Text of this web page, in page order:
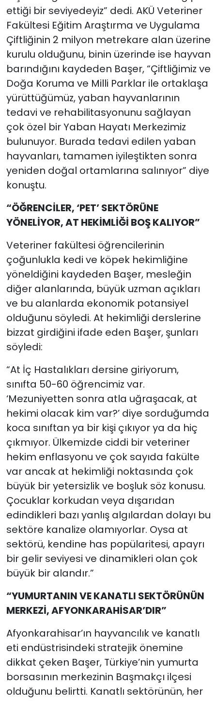
ettiği bir seviyedeyiz” dedi. AKÜ Veteriner
Fakültesi Eğitim Araştırma ve Uygulama
Çiftliğinin 2 milyon metrekare alan üzerine
kurulu olduğunu, binin üzerinde ise hayvan
barındığını kaydeden Başer, “Çiftliğimiz ve
Doğa Koruma ve Milli Parklar ile ortaklaşa
yürüttüğümüz, yaban hayvanlarının
tedavi ve rehabilitasyonunu sağlayan
çok özel bir Yaban Hayatı Merkezimiz
bulunuyor. Burada tedavi edilen yaban
hayvanları, tamamen iyileştikten sonra
yeniden doğal ortamlarına salınıyor” diye
konuştu.
“ÖĞRENCİLER, ‘PET’ SEKTÖRÜNE
YÖNELİYOR, AT HEKİMLİĞİ BOŞ KALIYOR”
Veteriner fakültesi öğrencilerinin
çoğunlukla kedi ve köpek hekimliğine
yöneldiğini kaydeden Başer, mesleğin
diğer alanlarında, büyük uzman açıkları
ve bu alanlarda ekonomik potansiyel
olduğunu söyledi. At hekimliği derslerine
bizzat girdiğini ifade eden Başer, şunları
söyledi:
“At İç Hastalıkları dersine giriyorum,
sınıfta 50-60 öğrencimiz var.
‘Mezuniyetten sonra atla uğraşacak, at
hekimi olacak kim var?’ diye sorduğumda
koca sınıftan ya bir kişi çıkıyor ya da hiç
çıkmıyor. Ülkemizde ciddi bir veteriner
hekim enflasyonu ve çok sayıda fakülte
var ancak at hekimliği noktasında çok
büyük bir yetersizlik ve boşluk söz konusu.
Çocuklar korkudan veya dışarıdan
edindikleri bazı yanlış algılardan dolayı bu
sektöre kanalize olamıyorlar. Oysa at
sektörü, kendine has popülaritesi, apayrı
bir gelir seviyesi ve dinamikleri olan çok
büyük bir alandır.”
“YUMURTANIN VE KANATLI SEKTÖRÜNÜN
MERKEZİ, AFYONKARAHİSAR’DIR”
Afyonkarahisar’ın hayvancılık ve kanatlı
eti endüstrisindeki stratejik önemine
dikkat çeken Başer, Türkiye’nin yumurta
borsasının merkezinin Başmakçı ilçesi
olduğunu belirtti. Kanatlı sektörünün, her